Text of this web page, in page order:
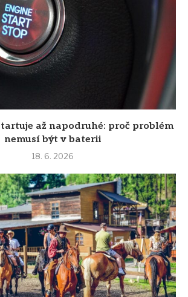
až napodruhé: proč problém
nemusí být v baterii
18. 6. 2026